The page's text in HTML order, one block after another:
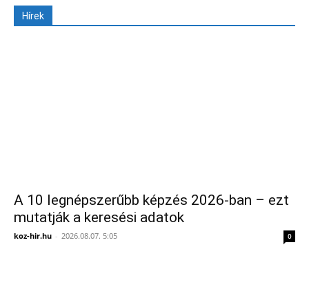
Hírek
A 10 legnépszerűbb képzés 2026-ban – ezt
mutatják a keresési adatok
koz-hir.hu - 2026.08.07. 5:05 0